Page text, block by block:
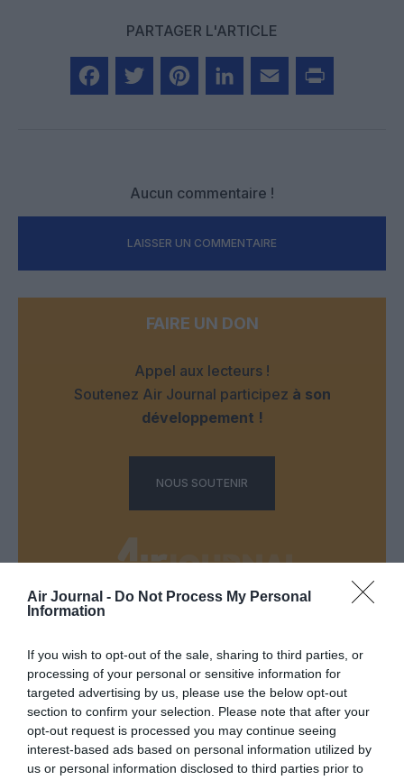
Air Journal - Do Not Process My Personal
Information
If you wish to opt-out of the sale, sharing to third parties, or
processing of your personal or sensitive information for
targeted advertising by us, please use the below opt-out
section to confirm your selection. Please note that after your
opt-out request is processed you may continue seeing
interest-based ads based on personal information utilized by
us or personal information disclosed to third parties prior to
PARTAGER L'ARTICLE
Aucun commentaire !
LAISSER UN COMMENTAIRE
FAIRE UN DON
Appel aux lecteurs !
Soutenez Air Journal participez à son
développement !
NOUS SOUTENIR
Mathématiquesa commenté l'article :
19 h 23 sans escale : le Boeing 777F de National
Airlines relie l’Écosse à l’Australie